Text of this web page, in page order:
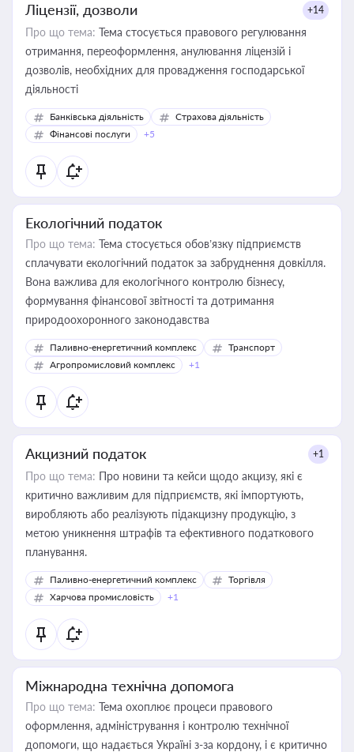
Ліцензії, дозволи +14
Про що тема: Тема стосується правового регулювання
отримання, переоформлення, анулювання ліцензій і
дозволів, необхідних для провадження господарської
діяльності
Банківська діяльність
Страхова діяльність
Фінансові послуги
+5
Екологічний податок
Про що тема: Тема стосується обов’язку підприємств
сплачувати екологічний податок за забруднення довкілля.
Вона важлива для екологічного контролю бізнесу,
формування фінансової звітності та дотримання
природоохоронного законодавства
Паливно-енергетичний комплекс
Транспорт
Агропромисловий комплекс
+1
Акцизний податок +1
Про що тема: Про новини та кейси щодо акцизу, які є
критично важливим для підприємств, які імпортують,
виробляють або реалізують підакцизну продукцію, з
метою уникнення штрафів та ефективного податкового
планування.
Паливно-енергетичний комплекс
Торгівля
Харчова промисловість
+1
Міжнародна технічна допомога
Про що тема: Тема охоплює процеси правового
оформлення, адміністрування і контролю технічної
допомоги, що надається Україні з-за кордону, і є критично